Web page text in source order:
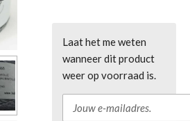
Laat het me weten
wanneer dit product
weer op voorraad is.